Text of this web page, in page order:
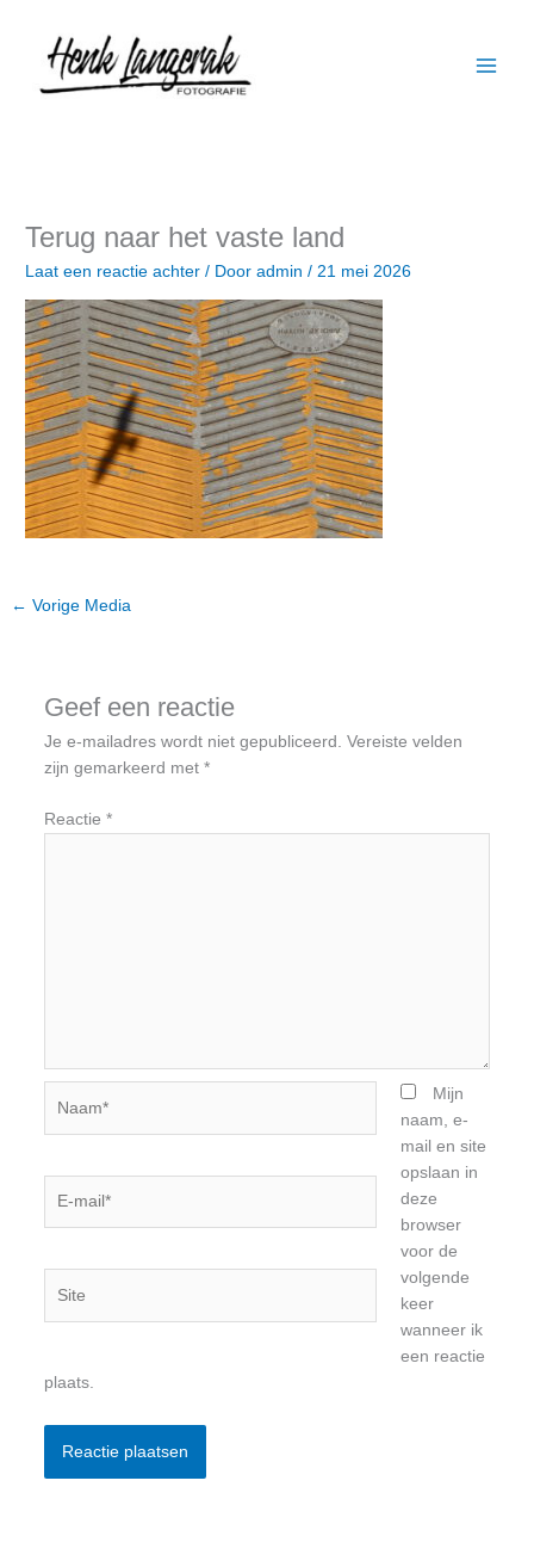
inhoud
Terug naar het vaste land
Laat een reactie achter / Dooradmin/ 21 mei 2026
← Vorige Media
Geef een reactie
Je e-mailadres wordt niet gepubliceerd. Vereiste velden
zijn gemarkeerd met *
Reactie *
Mijn
naam, e-
mail en site
opslaan in
deze
browser
voor de
volgende
keer
wanneer ik
een reactie
plaats.